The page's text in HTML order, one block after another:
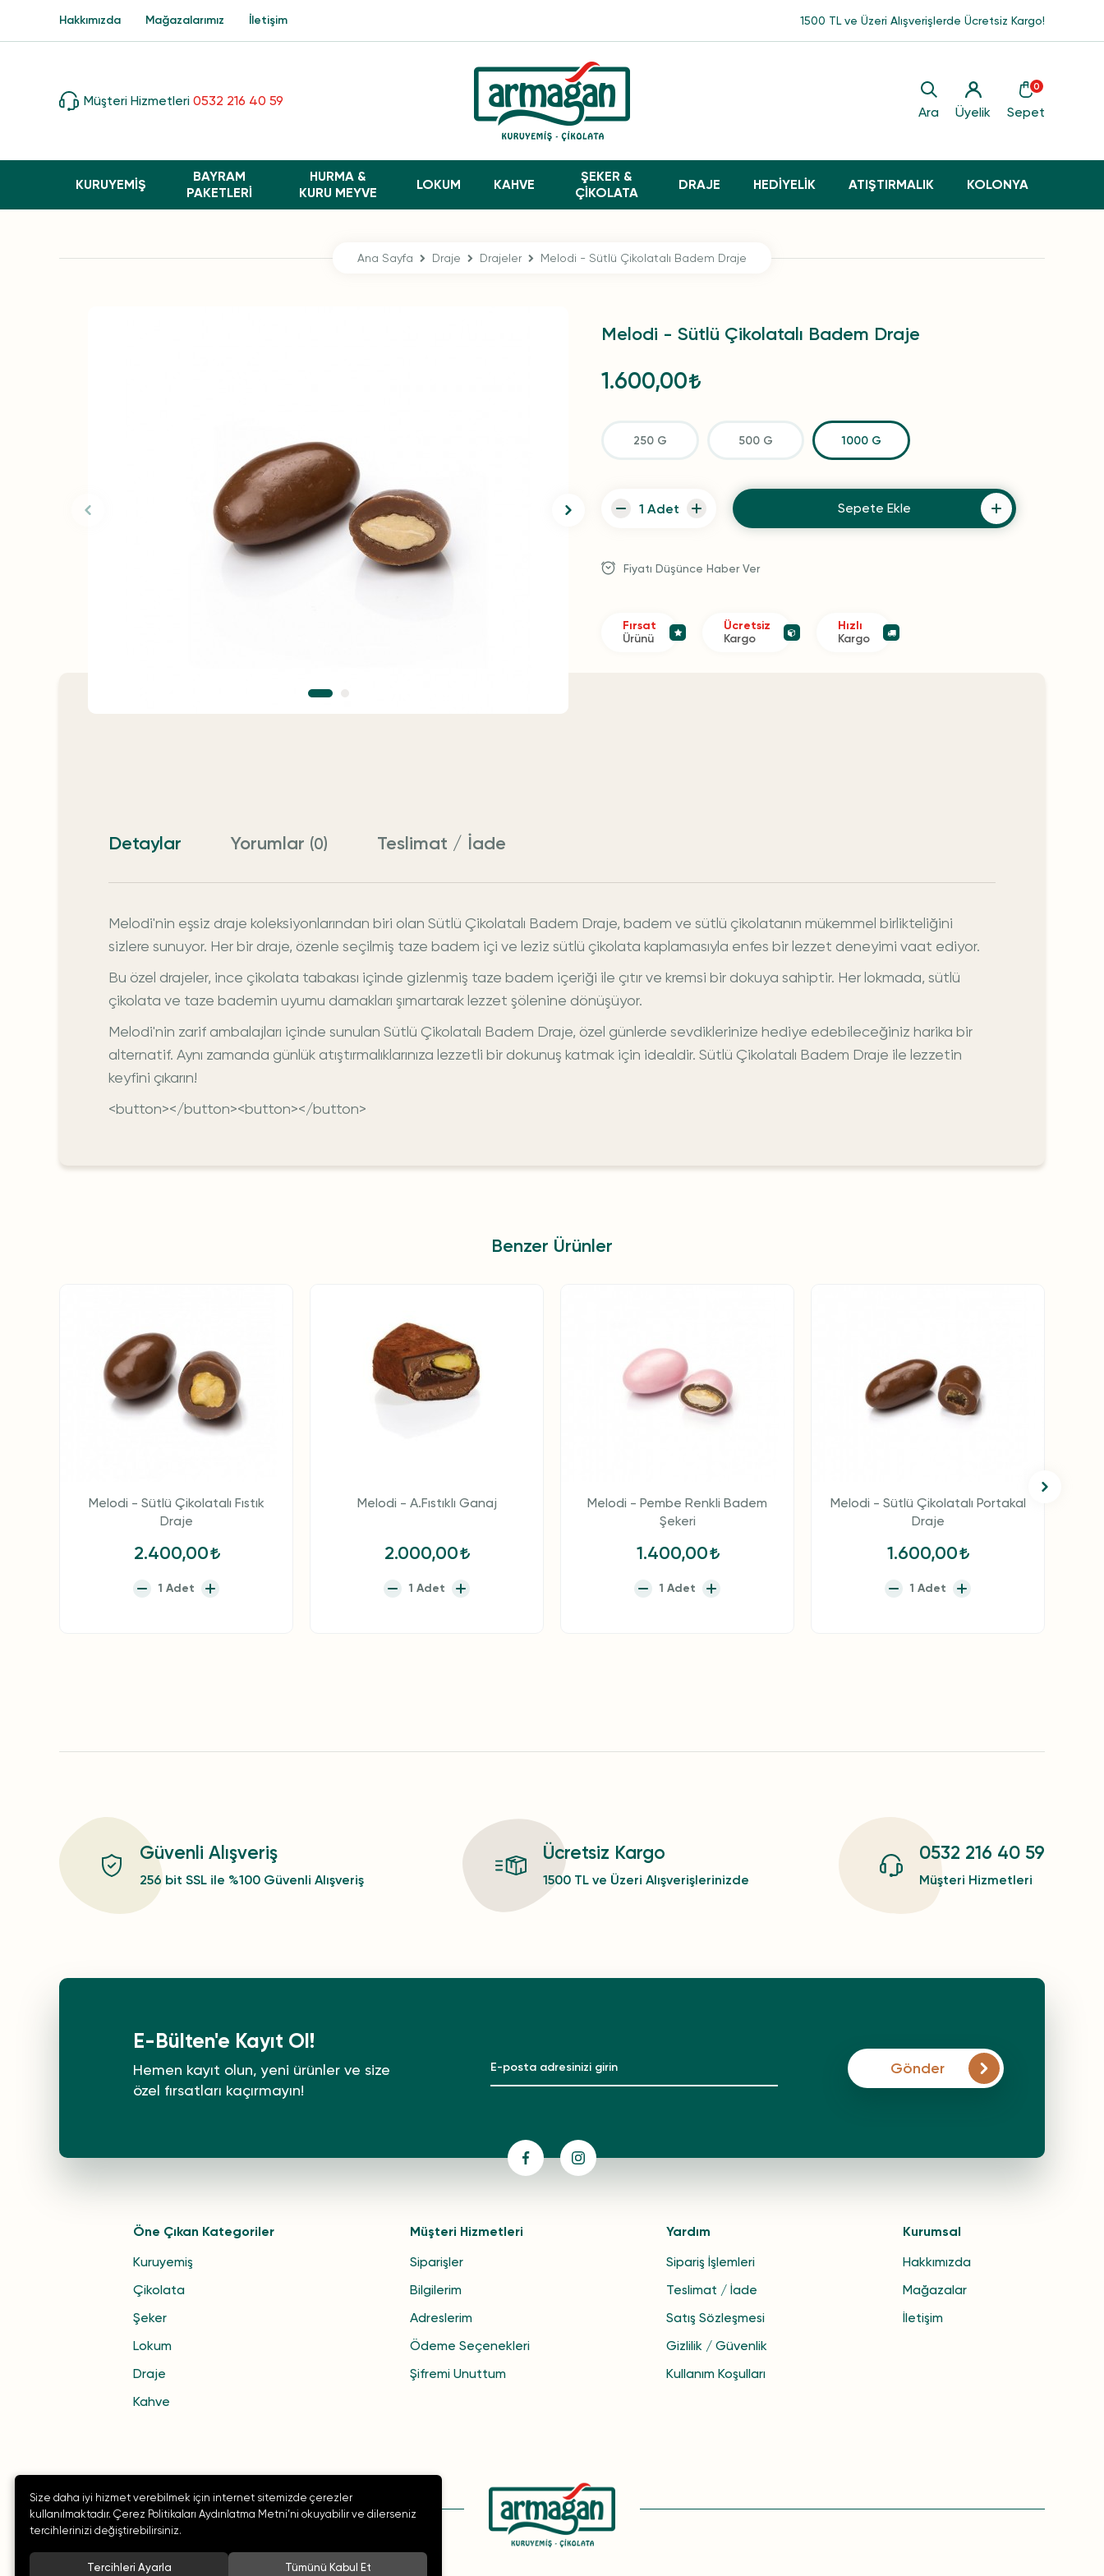
Müşteri Hizmetleri 0532 216 40 59
Ara Üyelik
0
Sepet
KURUYEMİŞ
BAYRAM
PAKETLERI
HURMA &
KURU MEYVE
LOKUM KAHVE
ŞEKER &
ÇİKOLATA
DRAJE HEDİYELİK ATIŞTIRMALIK KOLONYA
Hakkımızda Mağazalarımız İletişim 1500 TL ve Üzeri Alışverişlerde Ücretsiz Kargo!
Ana Sayfa Draje Drajeler Melodi - Sütlü Çikolatalı Badem Draje
Melodi - Sütlü Çikolatalı Badem Draje
1.600,00
250 G 500 G 1000 G
Sepete Ekle
Fiyatı Düşünce Haber Ver
Fırsat
Ürünü
Ücretsiz
Kargo
Hızlı
Kargo
Detaylar Yorumlar (0) Teslimat / İade
Melodi'nin eşsiz draje koleksiyonlarından biri olan Sütlü Çikolatalı Badem Draje, badem ve sütlü çikolatanın mükemmel birlikteliğini
sizlere sunuyor. Her bir draje, özenle seçilmiş taze badem içi ve leziz sütlü çikolata kaplamasıyla enfes bir lezzet deneyimi vaat ediyor.
Bu özel drajeler, ince çikolata tabakası içinde gizlenmiş taze badem içeriği ile çıtır ve kremsi bir dokuya sahiptir. Her lokmada, sütlü
çikolata ve taze bademin uyumu damakları şımartarak lezzet şölenine dönüşüyor.
Melodi'nin zarif ambalajları içinde sunulan Sütlü Çikolatalı Badem Draje, özel günlerde sevdiklerinize hediye edebileceğiniz harika bir
alternatif. Aynı zamanda günlük atıştırmalıklarınıza lezzetli bir dokunuş katmak için idealdir. Sütlü Çikolatalı Badem Draje ile lezzetin
keyfini çıkarın!
<button></button><button></button>
Benzer Ürünler
Melodi - Sütlü Çikolatalı Fıstık
Draje
2.400,00
Melodi - A.Fıstıklı Ganaj
2.000,00
Melodi - Pembe Renkli Badem
Şekeri
1.400,00
Melodi - Sütlü Çikolatalı Portakal
Draje
1.600,00
Güvenli Alışveriş
256 bit SSL ile %100 Güvenli Alışveriş
Ücretsiz Kargo
1500 TL ve Üzeri Alışverişlerinizde
0532 216 40 59
Müşteri Hizmetleri
E-Bülten'e Kayıt Ol!
Hemen kayıt olun, yeni ürünler ve size
özel fırsatları kaçırmayın!
Gönder
Öne Çıkan Kategoriler
Kuruyemiş
Çikolata
Şeker
Lokum
Draje
Kahve
Müşteri Hizmetleri
Siparişler
Bilgilerim
Adreslerim
Ödeme Seçenekleri
Şifremi Unuttum
Yardım
Sipariş İşlemleri
Teslimat / İade
Satış Sözleşmesi
Gizlilik / Güvenlik
Kullanım Koşulları
Kurumsal
Hakkımızda
Mağazalar
İletişim
Size daha iyi hizmet verebilmek için internet sitemizde çerezler
kullanılmaktadır. Çerez Politikaları Aydınlatma Metni’ni okuyabilir ve dilerseniz
tercihlerinizi değiştirebilirsiniz.
Tercihleri Ayarla Tümünü Kabul Et